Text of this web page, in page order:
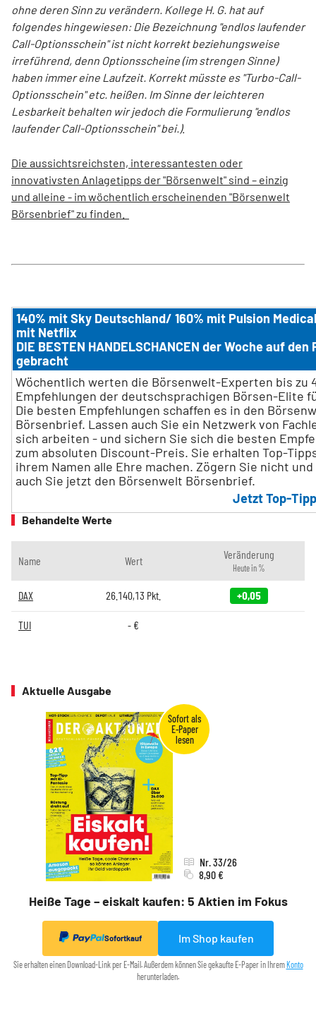
ohne deren Sinn zu verändern. Kollege H. G. hat auf
folgendes hingewiesen: Die Bezeichnung "endlos laufender
Call-Optionsschein" ist nicht korrekt beziehungsweise
irreführend, denn Optionsscheine (im strengen Sinne)
haben immer eine Laufzeit. Korrekt müsste es "Turbo-Call-
Optionsschein" etc. heißen. Im Sinne der leichteren
Lesbarkeit behalten wir jedoch die Formulierung "endlos
laufender Call-Optionsschein" bei.).
Die aussichtsreichsten, interessantesten oder
innovativsten Anlagetipps der "Börsenwelt" sind – einzig
und alleine - im wöchentlich erscheinenden "Börsenwelt
Börsenbrief" zu finden.
140% mit Sky Deutschland/ 160% mit Pulsion
mit Netflix
DIE BESTEN HANDELSCHANCEN der Woche auf den
gebracht
Wöchentlich werten die Börsenwelt-Experten bis zu
Empfehlungen der deutschsprachigen Börsen-Elite
Die besten Empfehlungen schaffen es in den
Börsenbrief. Lassen auch Sie ein Netzwerk von
sich arbeiten - und sichern Sie sich die besten
zum absoluten Discount-Preis. Sie erhalten Top-
ihrem Namen alle Ehre machen. Zögern Sie nicht
auch Sie jetzt den Börsenwelt Börsenbrief.
Jetzt Top-
Behandelte Werte
Name Wert Veränderung
Heute in %
DAX 26.140,13 Pkt. +0,05
TUI - €
Aktuelle Ausgabe
Heiße Tage – eiskalt kaufen: 5 Aktien im Fokus
Nr. 33/26
8,90 €
Sofortkauf Im Shop kaufen
Sie erhalten einen Download-Link per E-Mail. Außerdem können Sie gekaufte E-Paper in IhremKonto
herunterladen.